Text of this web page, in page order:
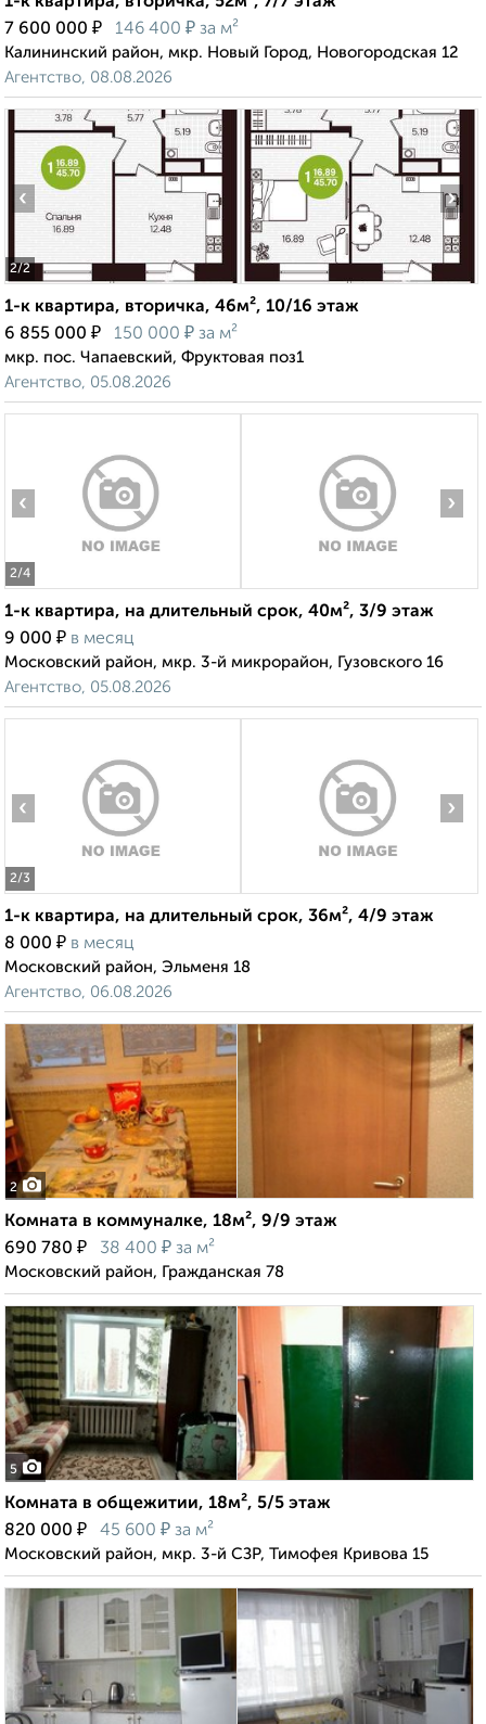
7 600 000 ₽ 146 400 ₽ за м²
Калининский район, мкр. Новый Город, Новогородская 12
Агентство, 08.08.2026
2/2
‹ ›
1-к квартира, вторичка, 46м², 10/16 этаж
6 855 000 ₽ 150 000 ₽ за м²
мкр. пос. Чапаевский, Фруктовая поз1
Агентство, 05.08.2026
2/4
‹ ›
1-к квартира, на длительный срок, 40м², 3/9 этаж
9 000 ₽ в месяц
Московский район, мкр. 3-й микрорайон, Гузовского 16
Агентство, 05.08.2026
2/3
‹ ›
1-к квартира, на длительный срок, 36м², 4/9 этаж
8 000 ₽ в месяц
Московский район, Эльменя 18
Агентство, 06.08.2026
2
Комната в коммуналке, 18м², 9/9 этаж
690 780 ₽ 38 400 ₽ за м²
Московский район, Гражданская 78
5
Комната в общежитии, 18м², 5/5 этаж
820 000 ₽ 45 600 ₽ за м²
Московский район, мкр. 3-й СЗР, Тимофея Кривова 15